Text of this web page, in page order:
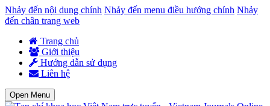
Nhảy đến nội dung chính Nhảy đến menu điều hướng chính Nhảy
đến chân trang web
Trang chủ
Giới thiệu
Hướng dẫn sử dụng
Liên hệ
Open Menu